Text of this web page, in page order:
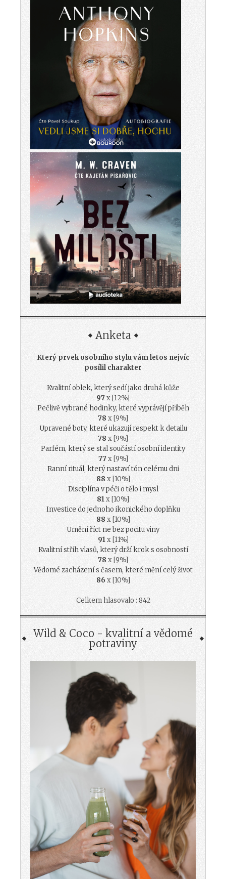
Anketa
Který prvek osobního stylu vám letos nejvíc
posílil charakter
Kvalitní oblek, který sedí jako druhá kůže
97x [12%]
Pečlivě vybrané hodinky, které vyprávějí příběh
78 x [9%]
Upravené boty, které ukazují respekt k detailu
78 x [9%]
Parfém, který se stal součástí osobní identity
77x [9%]
Ranní rituál, který nastaví tón celému dni
88 x [10%]
Disciplína v péči o tělo i mysl
81x [10%]
Investice do jednoho ikonického doplňku
88 x [10%]
Umění říct ne bez pocitu viny
91x [11%]
Kvalitní střih vlasů, který drží krok s osobností
78 x [9%]
Vědomé zacházení s časem, které mění celý život
86 x [10%]
Celkem hlasovalo : 842
Wild & Coco - kvalitní a vědomé
potraviny